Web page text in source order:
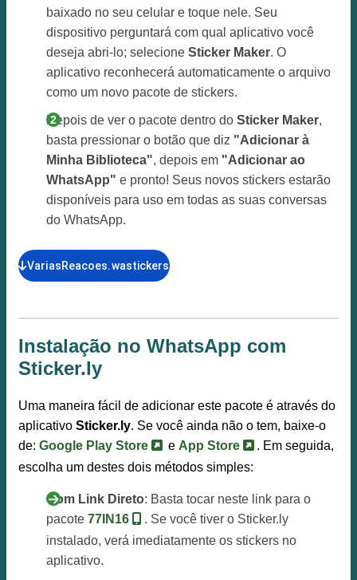
baixado no seu celular e toque nele. Seu
dispositivo perguntará com qual aplicativo você
deseja abri-lo; selecione Sticker Maker. O
aplicativo reconhecerá automaticamente o arquivo
como um novo pacote de stickers.
Depois de ver o pacote dentro do Sticker Maker,
basta pressionar o botão que diz "Adicionar à
Minha Biblioteca", depois em "Adicionar ao
WhatsApp" e pronto! Seus novos stickers estarão
disponíveis para uso em todas as suas conversas
do WhatsApp.
VariasReacoes.wastickers
Instalação no WhatsApp com
Sticker.ly
Uma maneira fácil de adicionar este pacote é através do
aplicativo Sticker.ly. Se você ainda não o tem, baixe-o
de: Google Play Store e App Store
. Em seguida,
escolha um destes dois métodos simples:
Com Link Direto: Basta tocar neste link para o
pacote 77IN16
. Se você tiver o Sticker.ly
instalado, verá imediatamente os stickers no
aplicativo.